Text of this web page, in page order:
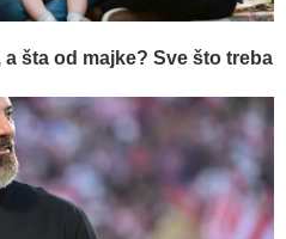
šta od majke? Sve što treba